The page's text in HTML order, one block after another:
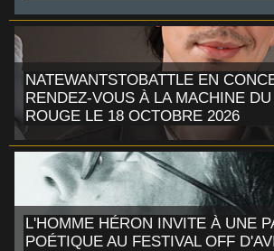
NATEWANTSTOBATTLE EN
RENDEZ-VOUS À LA MACHINE
ROUGE LE 18 OCTOBRE 2026
L'HOMME HÉRON INVITE À UNE
POÉTIQUE AU FESTIVAL OFF